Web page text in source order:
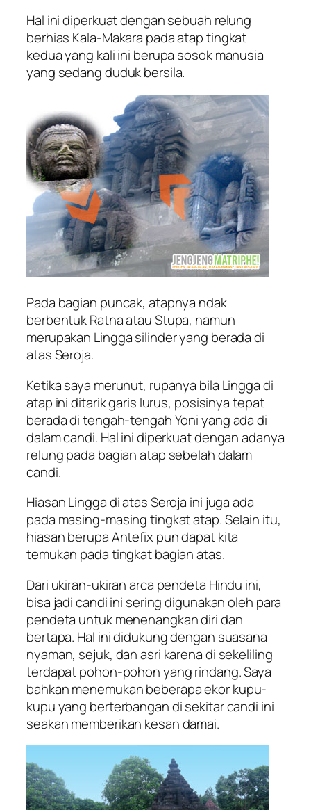
Hal ini diperkuat dengan sebuah relung
berhias Kala-Makara pada atap tingkat
kedua yang kali ini berupa sosok manusia
yang sedang duduk bersila.
Pada bagian puncak, atapnya ndak
berbentuk Ratna atau Stupa, namun
merupakan Lingga silinder yang berada di
atas Seroja.
Ketika saya merunut, rupanya bila Lingga di
atap ini ditarik garis lurus, posisinya tepat
berada di tengah-tengah Yoni yang ada di
dalam candi. Hal ini diperkuat dengan adanya
relung pada bagian atap sebelah dalam
candi.
Hiasan Lingga di atas Seroja ini juga ada
pada masing-masing tingkat atap. Selain itu,
hiasan berupa Antefix pun dapat kita
temukan pada tingkat bagian atas.
Dari ukiran-ukiran arca pendeta Hindu ini,
bisa jadi candi ini sering digunakan oleh para
pendeta untuk menenangkan diri dan
bertapa. Hal ini didukung dengan suasana
nyaman, sejuk, dan asri karena di sekeliling
terdapat pohon-pohon yang rindang. Saya
bahkan menemukan beberapa ekor kupu-
kupu yang berterbangan di sekitar candi ini
seakan memberikan kesan damai.